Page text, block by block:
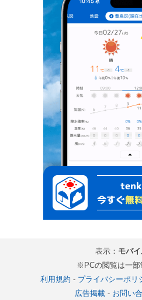
表示： モバ
※PCの閲覧は一部
利用規約 - プライバシーポリ
広告掲載- お問い